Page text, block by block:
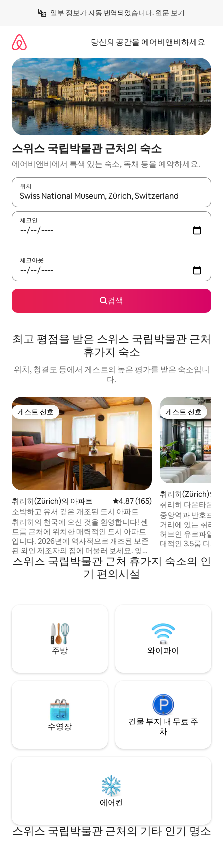
일부 정보가 자동 번역되었습니다. 원문 보기
당신의 공간을 에어비앤비하세요
스위스 국립박물관 근처의 숙소
에어비앤비에서 특색 있는 숙소, 독채 등을 예약하세요.
위치
결과가 나오면 위·아래 화살표 키를 사용하거나 터치 또는 스와이
체크인
체크아웃
검색
최고 평점을 받은 스위스 국립박물관 근처
휴가지 숙소
위치, 청결도 등에서 게스트의 높은 평가를 받은 숙소입니
다.
게스트 선호
게스트 선호
취리히(Zürich)의 아파트 평점 4.87점(5점 만점), 후기 165
4.87 (165)
소박하고 유서 깊은 개조된 도시 아파트
취리히의 천국에 오신 것을 환영합니다! 센
트룸 근처에 위치한 매력적인 도시 아파트
입니다. 2026년에 역사적으로 개조된 보존
된 와인 제조자의 집에 머물러 보세요. 잊을
수 없는 숙박을 위해 현대적인 편안함으로
스위스 전통에 흠뻑 빠져보세요. 시내를 둘
러보며 림마트 강에 몸을 담그거나 몇 분 거
인 추억을 만들어보세요.
게스트 선호
게스트 선호
취리히(Zürich)의
취리히 다운타운
중앙역과 반호프
거리에 있는 취리
허브인 유로파알
대적인 3.5룸 디자
디자이너 아파트,
스위스 국립박물관 근처 휴가지 숙소의 인
기 편의시설
주방 와이파이
수영장
건물 부지 내 무료 주
차
에어컨
스위스 국립박물관 근처의 기타 인기 명소